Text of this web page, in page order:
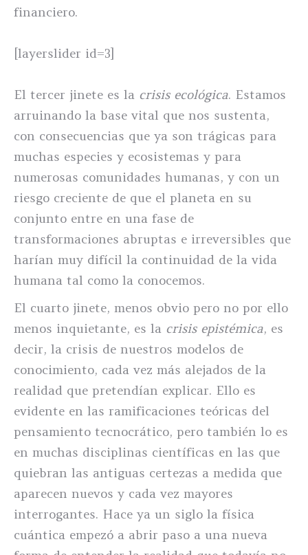
financiero.
[layerslider id=3]
El tercer jinete es la crisis ecológica. Estamos
arruinando la base vital que nos sustenta,
con consecuencias que ya son trágicas para
muchas especies y ecosistemas y para
numerosas comunidades humanas, y con un
riesgo creciente de que el planeta en su
conjunto entre en una fase de
transformaciones abruptas e irreversibles que
harían muy difícil la continuidad de la vida
humana tal como la conocemos.
El cuarto jinete, menos obvio pero no por ello
menos inquietante, es la crisis epistémica, es
decir, la crisis de nuestros modelos de
conocimiento, cada vez más alejados de la
realidad que pretendían explicar. Ello es
evidente en las ramificaciones teóricas del
pensamiento tecnocrático, pero también lo es
en muchas disciplinas científicas en las que
quiebran las antiguas certezas a medida que
aparecen nuevos y cada vez mayores
interrogantes. Hace ya un siglo la física
cuántica empezó a abrir paso a una nueva